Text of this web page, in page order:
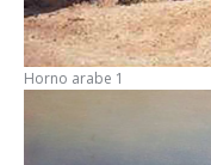
Horno arabe 1